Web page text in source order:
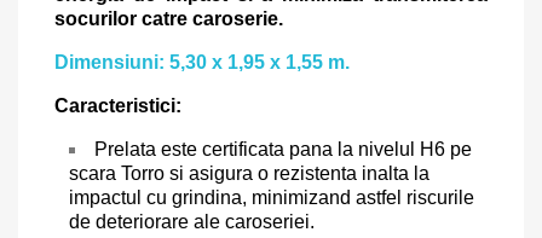
socurilor catre caroserie.
Dimensiuni: 5,30 x 1,95 x 1,55 m.
Caracteristici:
Prelata este certificata pana la nivelul H6 pe
scara Torro si asigura o rezistenta inalta la
impactul cu grindina, minimizand astfel riscurile
de deteriorare ale caroseriei.